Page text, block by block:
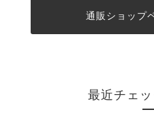
通販ショップ
最近チェ